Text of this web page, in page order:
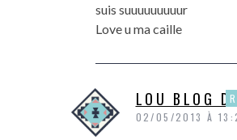
suis suuuuuuuuur
Love u ma caille
LOU BLOG
02/05/2013 À